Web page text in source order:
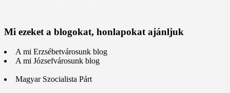
Mi ezeket a blogokat, honlapokat ajánljuk
A mi Erzsébetvárosunk blog
A mi Józsefvárosunk blog
Magyar Szocialista Párt